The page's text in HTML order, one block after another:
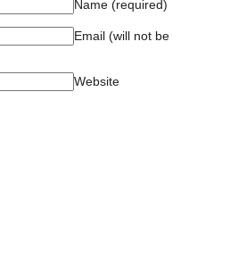
Name (required)
Email (will not be
Website